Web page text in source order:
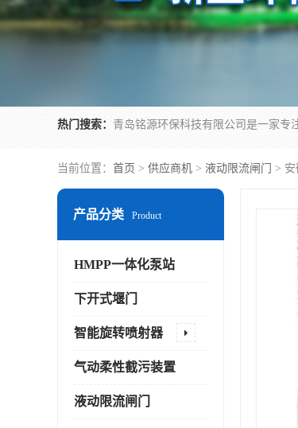
热门搜索：
当前位置： 首页 > 供应商机 > 液动限流闸门 > 安
产品分类 Product
HMPP一体化泵站
下开式堰门
智能旋转喷射器
气动柔性截污装置
液动限流闸门